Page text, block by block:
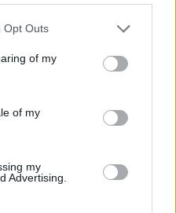
uses one or more Google
behaviour. You may click to
and its third-party tags to
purposes in below Google
Opt Outs
of my
of my
my
Advertising.